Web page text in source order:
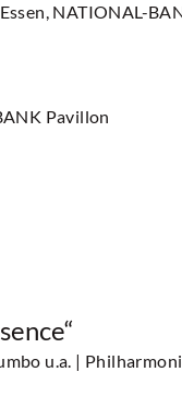
NATIONAL-
Pavillon
u.a. |